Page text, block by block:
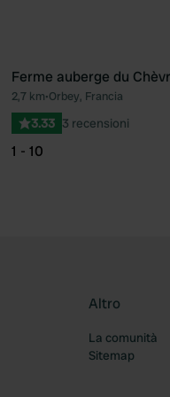
Ferme auberge du
2,7 km•Orbey, Francia
3.33 3 recensioni
1 - 10
Altro
La comunità
Sitemap